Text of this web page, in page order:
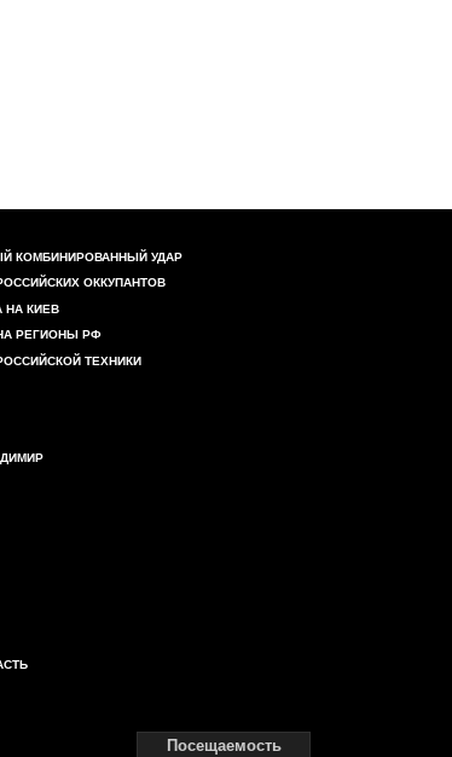
КОМБИНИРОВАННЫЙ УДАР
ОККУПАНТОВ
НА КИЕВ
РЕГИОНЫ РФ
ТЕХНИКИ
Посещаемость